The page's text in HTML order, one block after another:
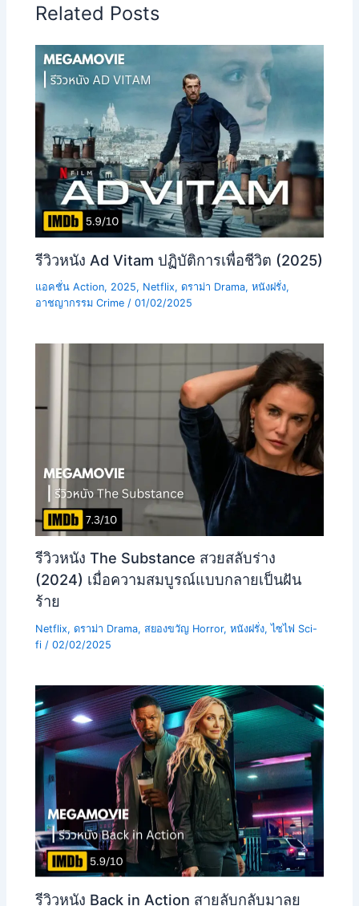
Related Posts
รีวิวหนัง Ad Vitam ปฏิบัติการเพื่อชีวิต (2025)
แอคชั่น Action, 2025, Netflix,ดราม่า Drama,หนังฝรั่ง,
อาชญากรรม Crime /01/02/2025
รีวิวหนัง The Substance สวยสลับร่าง
(2024) เมื่อความสมบูรณ์แบบกลายเป็นฝัน
ร้าย
Netflix,ดราม่า Drama,สยองขวัญ Horror,หนังฝรั่ง,ไซไฟ Sci-
fi /02/02/2025
รีวิวหนัง Back in Action สายลับกลับมาลุย